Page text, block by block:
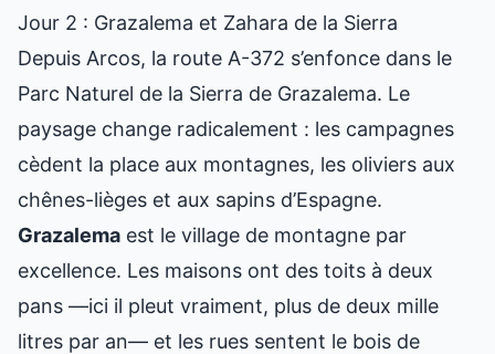
Jour 2 : Grazalema et Zahara de la Sierra
Depuis Arcos, la route A-372 s’enfonce dans le
Parc Naturel de la Sierra de Grazalema. Le
paysage change radicalement : les campagnes
cèdent la place aux montagnes, les oliviers aux
chênes-lièges et aux sapins d’Espagne.
Grazalema est le village de montagne par
excellence. Les maisons ont des toits à deux
pans —ici il pleut vraiment, plus de deux mille
litres par an— et les rues sentent le bois de